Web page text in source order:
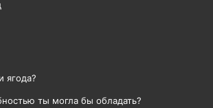
ягода?
ты могла бы обладать?